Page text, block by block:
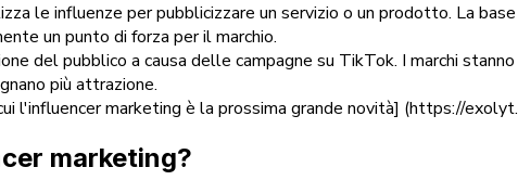
le influenze per pubblicizzare un servizio o un prodotto. La
un punto di forza per il marchio.
del pubblico a causa delle campagne su TikTok. I marchi
più attrazione.
l'influencer marketing è la prossima grande novità] (https://
marketing?